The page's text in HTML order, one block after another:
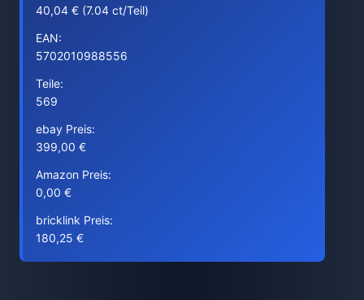
40,04 € (7.04 ct/Teil)
EAN:
5702010988556
Teile:
569
ebay Preis:
399,00 €
Amazon Preis:
0,00 €
bricklink Preis:
180,25 €